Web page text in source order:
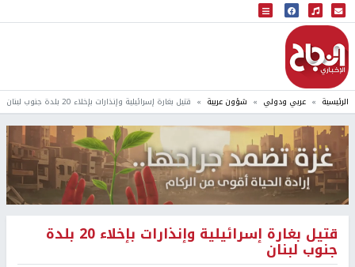
البث المباشر
إذاعة النجاح
الرئيسية عربي ودولي شؤون عربية قتيل بغارة إسرائيلية وإنذارات بإخلاء 20 بلدة جنوب لبنان
قتيل بغارة إسرائيلية وإنذارات بإخلاء 20 بلدة
جنوب لبنان